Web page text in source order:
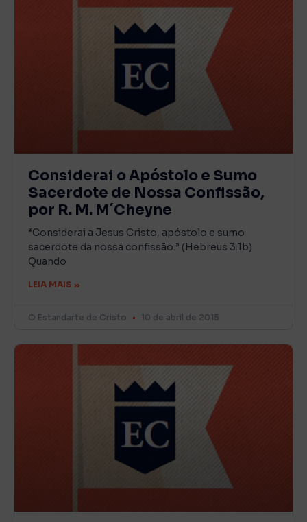
Considerai o Apóstolo e Sumo
Sacerdote de Nossa Confissão,
por R. M. M´Cheyne
“Considerai a Jesus Cristo, apóstolo e sumo
sacerdote da nossa confissão.” (Hebreus 3:1b)
Quando
LEIA MAIS »
O Estandarte de Cristo 10 de abril de 2015